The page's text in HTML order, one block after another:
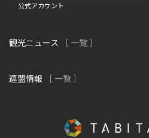
公式アカウント
観光ニュース ［ 一覧 ］
連盟情報 ［ 一覧 ］